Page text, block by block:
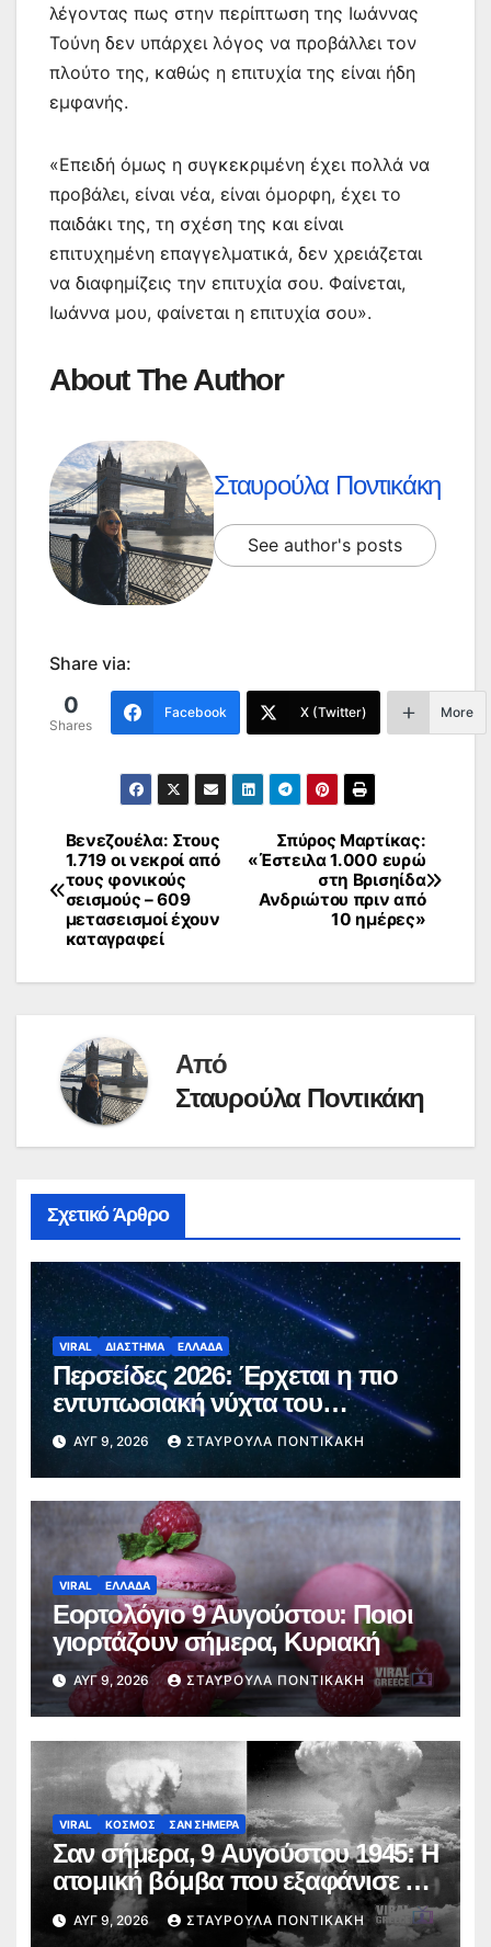
λέγοντας πως στην περίπτωση της Ιωάννας
Τούνη δεν υπάρχει λόγος να προβάλλει τον
πλούτο της, καθώς η επιτυχία της είναι ήδη
εμφανής.
«Επειδή όμως η συγκεκριμένη έχει πολλά να
προβάλει, είναι νέα, είναι όμορφη, έχει το
παιδάκι της, τη σχέση της και είναι
επιτυχημένη επαγγελματικά, δεν χρειάζεται
να διαφημίζεις την επιτυχία σου. Φαίνεται,
Ιωάννα μου, φαίνεται η επιτυχία σου».
About The Author
Σταυρούλα Ποντικάκη
See author's posts
Share via:
0
Shares
Facebook X (Twitter) More
Πλοήγηση
άρθρων
Σπύρος Μαρτίκας:
«Έστειλα 1.000 ευρώ
στη Βρισηίδα
Ανδριώτου πριν από
10 ημέρες»
Βενεζουέλα: Στους
1.719 οι νεκροί από
τους φονικούς
σεισμούς – 609
μετασεισμοί έχουν
καταγραφεί
Από
Σταυρούλα Ποντικάκη
Σχετικό Άρθρο
VIRAL ΔΙΑΣΤΗΜΑ ΕΛΛΑΔΑ
Περσείδες 2026: Έρχεται η πιο
εντυπωσιακή νύχτα του
καλοκαιριού – Πότε θα δούμε τα
«πεφταστέρια»
ΑΥΓ 9, 2026 ΣΤΑΥΡΟΎΛΑ ΠΟΝΤΙΚΆΚΗ
VIRAL ΕΛΛΑΔΑ
Εορτολόγιο 9 Αυγούστου: Ποιοι
γιορτάζουν σήμερα, Κυριακή
ΑΥΓ 9, 2026 ΣΤΑΥΡΟΎΛΑ ΠΟΝΤΙΚΆΚΗ
VIRAL ΚΟΣΜΟΣ ΣΑΝ ΣΗΜΕΡΑ
Σαν σήμερα, 9 Αυγούστου 1945: Η
ατομική βόμβα που εξαφάνισε το
Ναγκασάκι
ΑΥΓ 9, 2026 ΣΤΑΥΡΟΎΛΑ ΠΟΝΤΙΚΆΚΗ